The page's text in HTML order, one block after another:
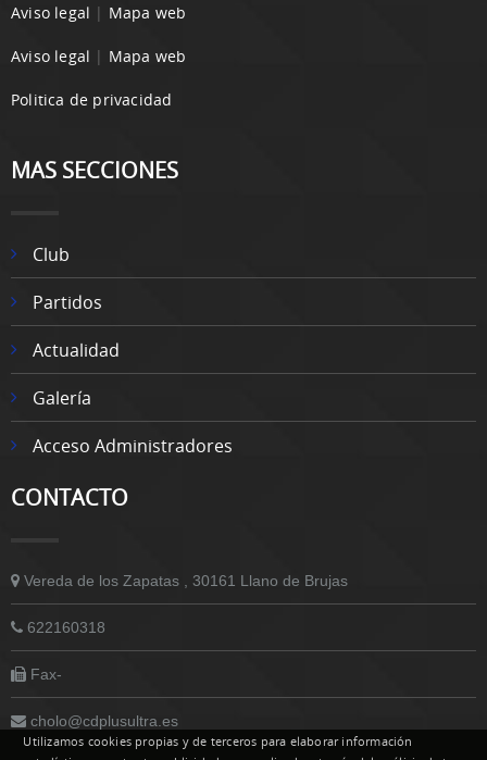
Aviso legal | Mapa web
Aviso legal | Mapa web
Politica de privacidad
MAS SECCIONES
Club
Partidos
Actualidad
Galería
Acceso Administradores
CONTACTO
Vereda de los Zapatas , 30161 Llano de Brujas
622160318
Fax-
cholo@cdplusultra.es
Utilizamos cookies propias y de terceros para elaborar información